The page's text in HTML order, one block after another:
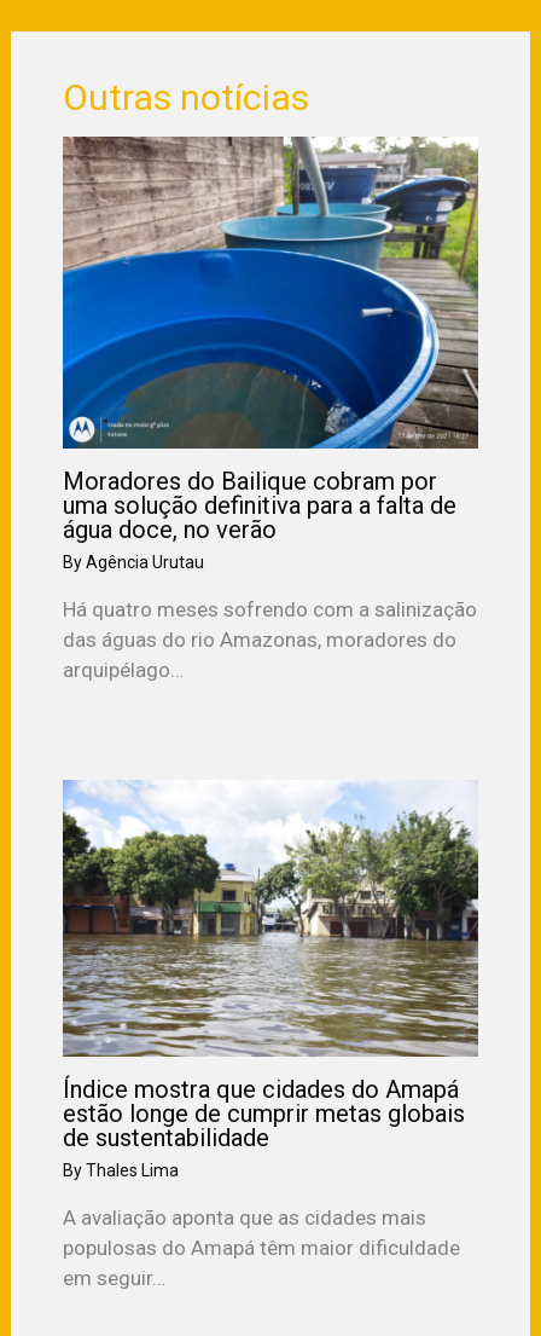
Outras notícias
Moradores do Bailique cobram por
uma solução definitiva para a falta de
água doce, no verão
ByAgência Urutau
Há quatro meses sofrendo com a salinização
das águas do rio Amazonas, moradores do
arquipélago…
Índice mostra que cidades do Amapá
estão longe de cumprir metas globais
de sustentabilidade
ByThales Lima
A avaliação aponta que as cidades mais
populosas do Amapá têm maior dificuldade
em seguir…